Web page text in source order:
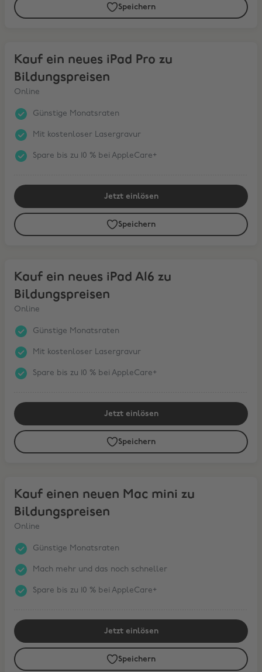
Speichern
Kauf ein neues iPad Pro zu
Bildungspreisen
Online
Günstige Monatsraten
Mit kostenloser Lasergravur
Spare bis zu 10 % bei AppleCare+
Jetzt einlösen
Speichern
Kauf ein neues iPad A16 zu
Bildungspreisen
Online
Günstige Monatsraten
Mit kostenloser Lasergravur
Spare bis zu 10 % bei AppleCare+
Jetzt einlösen
Speichern
Kauf einen neuen Mac mini zu
Bildungspreisen
Online
Günstige Monatsraten
Mach mehr und das noch schneller
Spare bis zu 10 % bei AppleCare+
Jetzt einlösen
Speichern